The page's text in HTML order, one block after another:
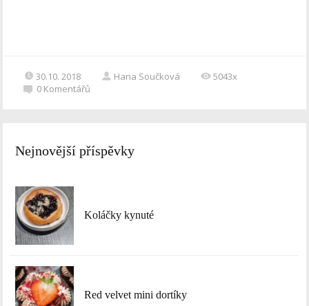
30.10. 2018 Hana Součková
5043x
0 Komentářů
Nejnovější příspěvky
Koláčky kynuté
Red velvet mini dortíky